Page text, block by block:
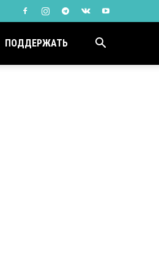
ПОДДЕРЖАТЬ